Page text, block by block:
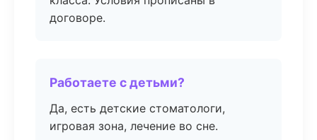
договоре.
Работаете с детьми?
Да, есть детские стоматологи,
игровая зона, лечение во сне.